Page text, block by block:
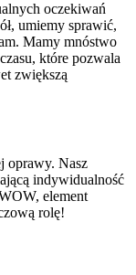
oczekiwań
umiemy sprawić,
Mamy mnóstwo
które pozwala
zwiększą
oprawy. Nasz
indywidualność
element
rolę!